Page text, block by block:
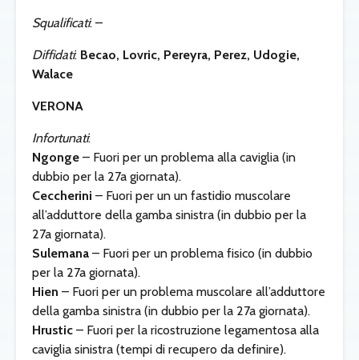
Squalificati: –
Diffidati: Becao, Lovric, Pereyra, Perez, Udogie,
Walace
VERONA
Infortunati:
Ngonge – Fuori per un problema alla caviglia (in
dubbio per la 27a giornata).
Ceccherini – Fuori per un un fastidio muscolare
all’adduttore della gamba sinistra (in dubbio per la
27a giornata).
Sulemana – Fuori per un problema fisico (in dubbio
per la 27a giornata).
Hien – Fuori per un problema muscolare all’adduttore
della gamba sinistra (in dubbio per la 27a giornata).
Hrustic – Fuori per la ricostruzione legamentosa alla
caviglia sinistra (tempi di recupero da definire).